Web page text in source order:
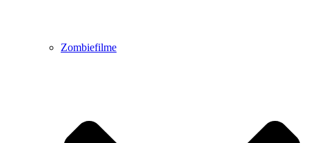
Zombiefilme